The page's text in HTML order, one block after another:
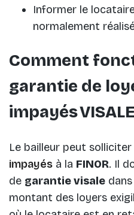
Informer le
normalement
Comment
garantie de
impayés
Le bailleur peut
impayés à la FINOR. Il
de garantie visale
montant des loyers